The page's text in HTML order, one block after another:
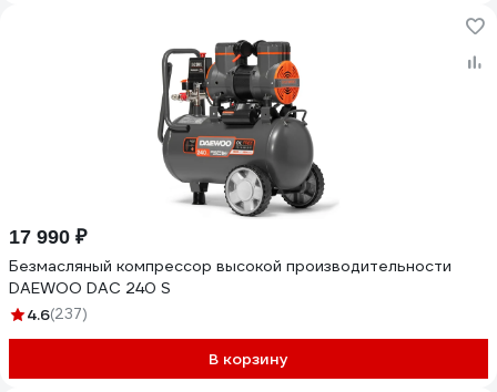
17 990 ₽
Безмасляный компрессор высокой производительности
DAEWOO DAC 240 S
4.6(237)
В корзину